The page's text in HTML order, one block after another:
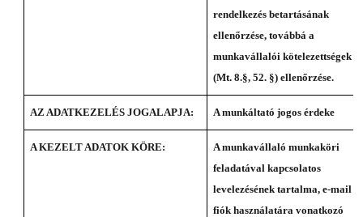
rendelkezés betartásának
ellenőrzése, továbbá a
munkavállalói kötelezettségek
(Mt. 8.§, 52. §) ellenőrzése.
AZ ADATKEZELÉS JOGALAPJA: A munkáltató jogos érdeke
A KEZELT ADATOK KÖRE:
A munkavállaló munkaköri
feladatával kapcsolatos
levelezésének tartalma, e-mail
fiók használatára vonatkozó